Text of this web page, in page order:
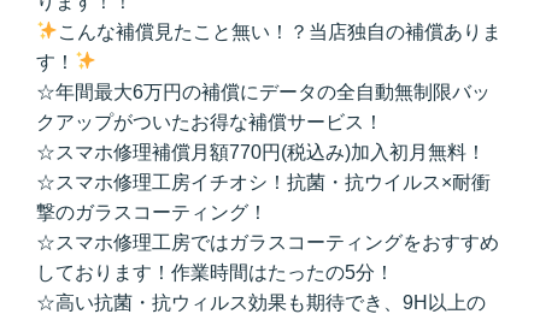
こんな補償見たこと無い！？当店独自の補償ありま
す！
☆年間最大6万円の補償にデータの全自動無制限バッ
クアップがついたお得な補償サービス！
☆スマホ修理補償月額770円(税込み)加入初月無料！
☆スマホ修理工房イチオシ！抗菌・抗ウイルス×耐衝
撃のガラスコーティング！
☆スマホ修理工房ではガラスコーティングをおすすめ
しております！作業時間はたったの5分！
☆高い抗菌・抗ウィルス効果も期待でき、9H以上の